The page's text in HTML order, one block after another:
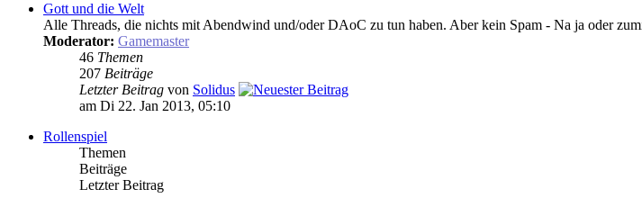
Gott und die Welt
Alle Threads, die nichts mit Abendwind und/oder DAoC zu tun haben. Aber kein Spam - Na ja oder
Moderator: Gamemaster
46 Themen
207 Beiträge
Letzter Beitrag von Solidus
am Di 22. Jan 2013, 05:10
Rollenspiel
Themen
Beiträge
Letzter Beitrag